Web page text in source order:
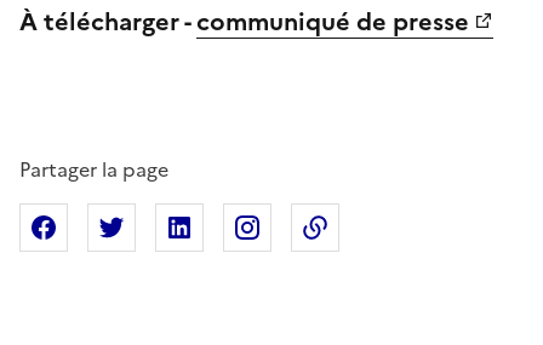
À télécharger -communiqué de presse
Partager la page
Partager sur Facebook
Partager sur XPartager sur Linkedin
Partager sur Instagram